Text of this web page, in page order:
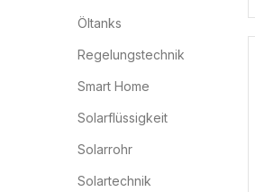
Öltanks
Regelungstechnik
Smart Home
Solarflüssigkeit
Solarrohr
Solartechnik